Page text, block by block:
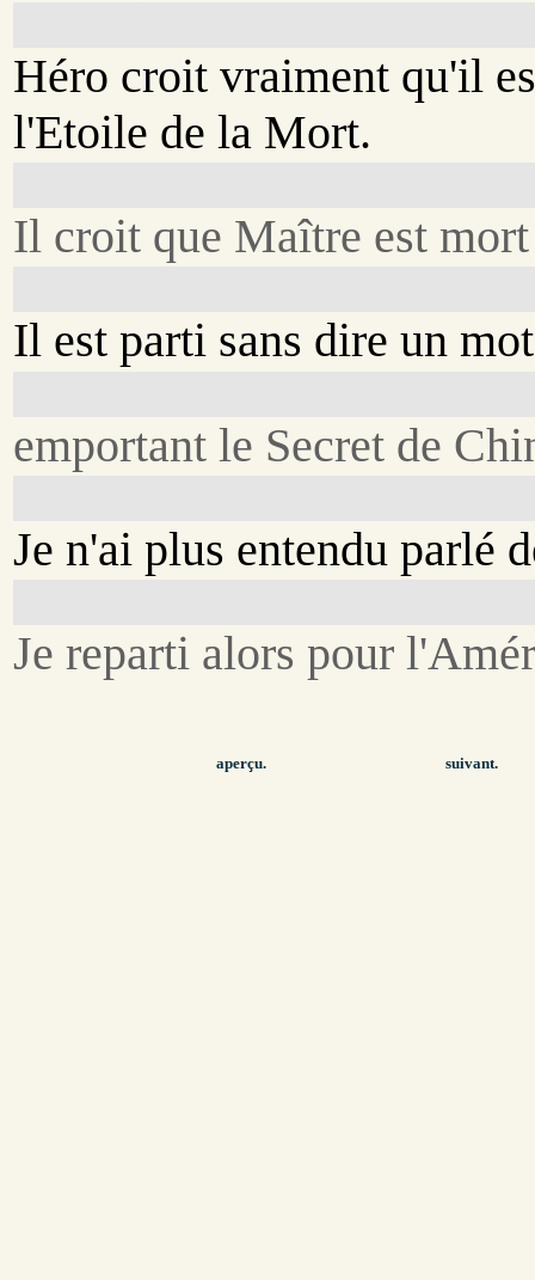
Héro croit vraiment qu'il
l'Etoile de la Mort.
Il croit que Maître est
Il est parti sans dire un mot
emportant le Secret de
Je n'ai plus entendu parlé
Je reparti alors pour
aperçu. suivant.